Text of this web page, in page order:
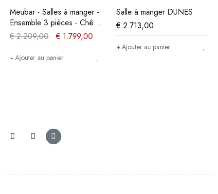
Meubar - Salles à manger -
Ensemble 3 pièces - Chêne
Mélèze/Chêne Cristal
€2.209,00 € 1.799,00
Ajouter au panier
Salle à manger DUNES
€ 2.713,00
Ajouter au panier